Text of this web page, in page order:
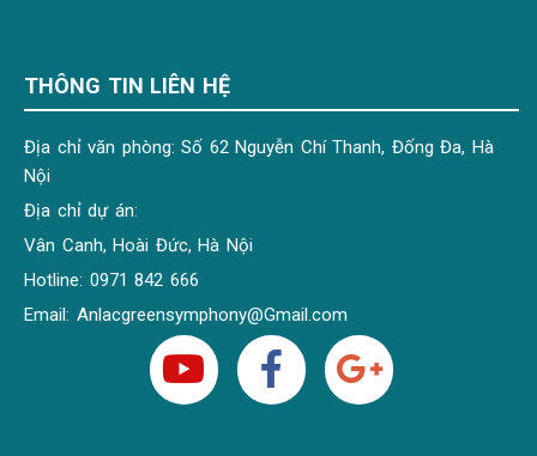
THÔNG TIN LIÊN HỆ
Địa chỉ văn phòng: Số 62 Nguyễn Chí Thanh, Đống Đa, Hà
Nội
Địa chỉ dự án:
Vân Canh, Hoài Đức, Hà Nội
Hotline: 0971 842 666
Email: Anlacgreensymphony@Gmail.com